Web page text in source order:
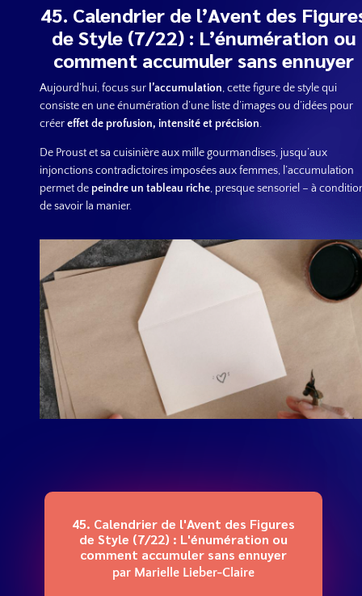
45. Calendrier de l’Avent des
de Style (7/22) : L’énumération ou
comment accumuler sans ennuyer
Aujourd’hui, focus sur l’accumulation, cette figure de style qui
consiste en une énumération d’une liste d’images ou d’idées pour
créereffet de profusion, intensité et précision.
De Proust et sa cuisinière aux mille gourmandises, jusqu’aux
injonctions contradictoires imposées aux femmes, l’accumulation
permet de peindre un tableau riche, presque sensoriel – à
de savoir la manier.
45. Calendrier de l'Avent des Figures
de Style (7/22) : L'énumération ou
comment accumuler sans ennuyer
par Marielle Lieber-Claire